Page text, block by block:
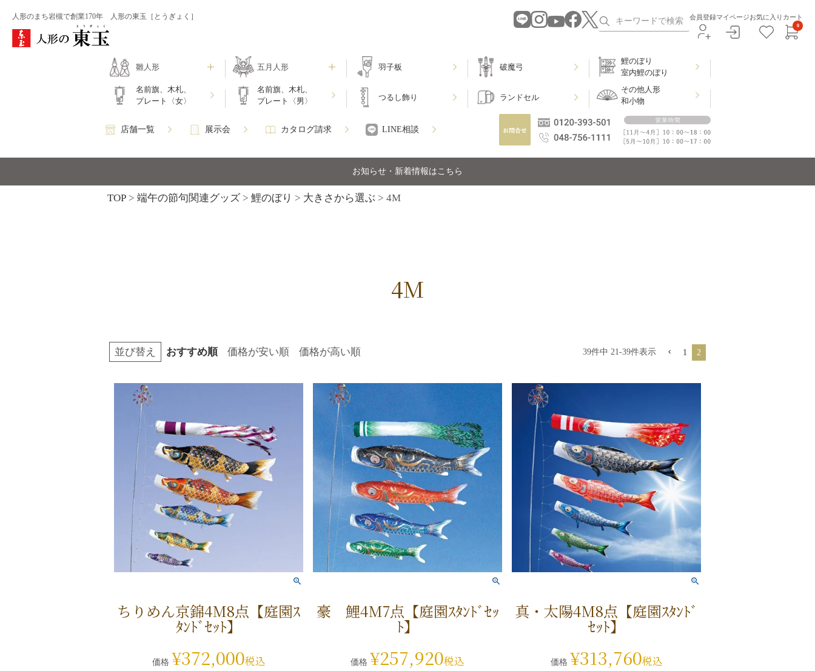
人形のまち岩槻で創業170年 人形の東玉［とうぎょく］ 会員登録マイページお気に入り カート
0
雛人形 五月人形 羽子板 破魔弓
鯉のぼり
室内鯉のぼり
名前旗、木札、
プレート〈女〉
名前旗、木札、
プレート〈男〉
つるし飾り ランドセル
その他人形
和小物
店舗一覧 展示会 カタログ請求 LINE相談
お知らせ・新着情報はこちら
TOP 端午の節句関連グッズ 鯉のぼり 大きさから選ぶ 4M
4M
並び替え おすすめ順 価格が安い順 価格が高い順 39件中 21 -39件表示 1 2
ちりめん京錦4M8点【庭園ｽ
ﾀﾝﾄﾞｾｯﾄ】
価格 ¥372,000税込
豪 鯉4M7点【庭園ｽﾀﾝﾄﾞｾｯ
ﾄ】
価格 ¥257,920税込
真・太陽4M8点【庭園ｽﾀﾝﾄﾞ
ｾｯﾄ】
価格 ¥313,760税込